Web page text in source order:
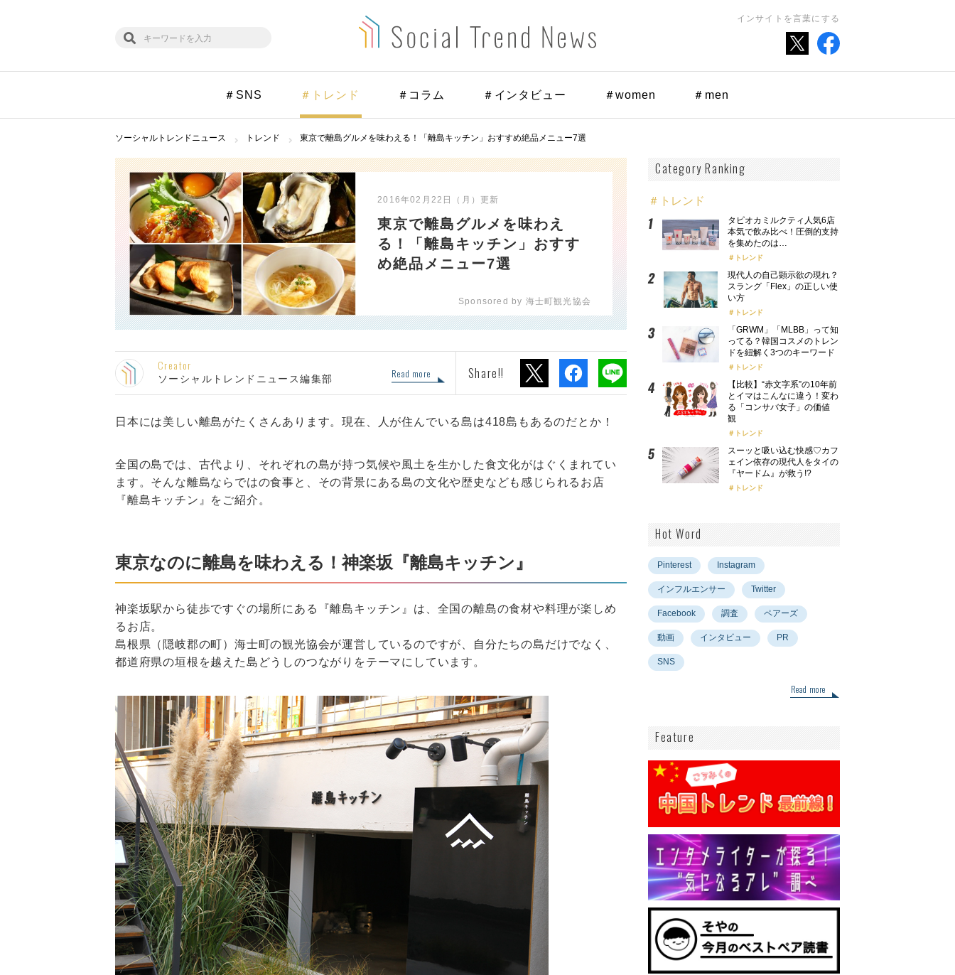
インサイトを言葉にする
＃SNS ＃トレンド ＃コラム ＃インタビュー ＃women ＃men
ソーシャルトレンドニュース トレンド 東京で離島グルメを味わえる！「離島キッチン」おすすめ絶品メニュー7選
2016年02月22日（月）更新
東京で離島グルメを味わえ
る！「離島キッチン」おすす
め絶品メニュー7選
Sponsored by 海士町観光協会
Creator
ソーシャルトレンドニュース編集部 Read more Share!!
日本には美しい離島がたくさんあります。現在、人が住んでいる島は418島もあるのだとか！
全国の島では、古代より、それぞれの島が持つ気候や風土を生かした食文化がはぐくまれてい
ます。そんな離島ならではの食事と、その背景にある島の文化や歴史なども感じられるお店
『離島キッチン』をご紹介。
東京なのに離島を味わえる！神楽坂『離島キッチン』
神楽坂駅から徒歩ですぐの場所にある『離島キッチン』は、全国の離島の食材や料理が楽しめ
るお店。
島根県（隠岐郡の町）海士町の観光協会が運営しているのですが、自分たちの島だけでなく、
都道府県の垣根を越えた島どうしのつながりをテーマにしています。
Category Ranking
＃トレンド
タピオカミルクティ人気6店
本気で飲み比べ！圧倒的支持
を集めたのは…
トレンド
現代人の自己顕示欲の現れ？
スラング「Flex」の正しい使
い方
トレンド
「GRWM」「MLBB」って知
ってる？韓国コスメのトレン
ドを紐解く3つのキーワード
トレンド
【比較】“赤文字系”の10年前
とイマはこんなに違う！変わ
る「コンサバ女子」の価値
観
トレンド
スーッと吸い込む快感♡カフ
ェイン依存の現代人をタイの
『ヤードム』が救う!?
トレンド
Hot Word
Pinterest Instagram
インフルエンサー Twitter
Facebook 調査 ペアーズ
動画 インタビュー PR
SNS
Read more
Feature